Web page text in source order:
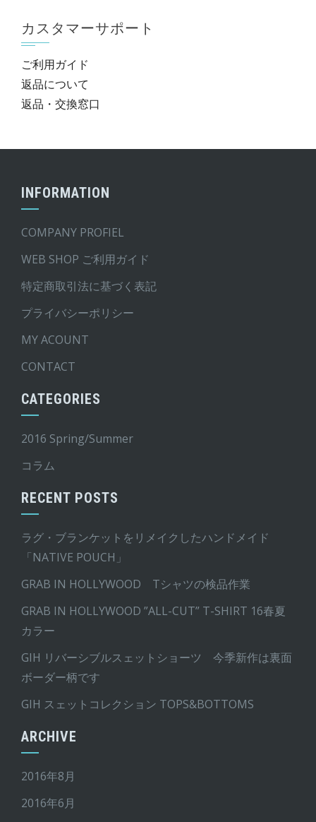
カスタマーサポート
ご利用ガイド
返品について
返品・交換窓口
INFORMATION
COMPANY PROFIEL
WEB SHOP ご利用ガイド
特定商取引法に基づく表記
プライバシーポリシー
MY ACOUNT
CONTACT
CATEGORIES
2016 Spring/Summer
コラム
RECENT POSTS
ラグ・ブランケットをリメイクしたハンドメイド
「NATIVE POUCH」
GRAB IN HOLLYWOOD Tシャツの検品作業
GRAB IN HOLLYWOOD ”ALL-CUT” T-SHIRT 16春夏
カラー
GIH リバーシブルスェットショーツ 今季新作は裏面
ボーダー柄です
GIH スェットコレクション TOPS&BOTTOMS
ARCHIVE
2016年8月
2016年6月